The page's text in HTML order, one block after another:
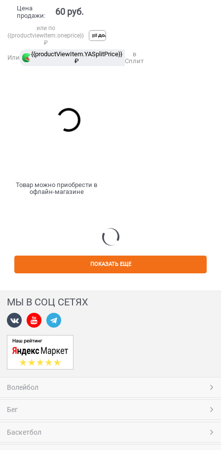
Цена
продажи:
60 руб.
или по
{{productviewitem.oneprice}}
₽
Или
{{productViewItem.YASplitPrice}}
₽
в
Сплит
Товар можно приобрести в
офлайн-магазине
ПОКАЗАТЬ ЕЩЕ
МЫ В СОЦ СЕТЯХ
Волейбол
Бег
Баскетбол